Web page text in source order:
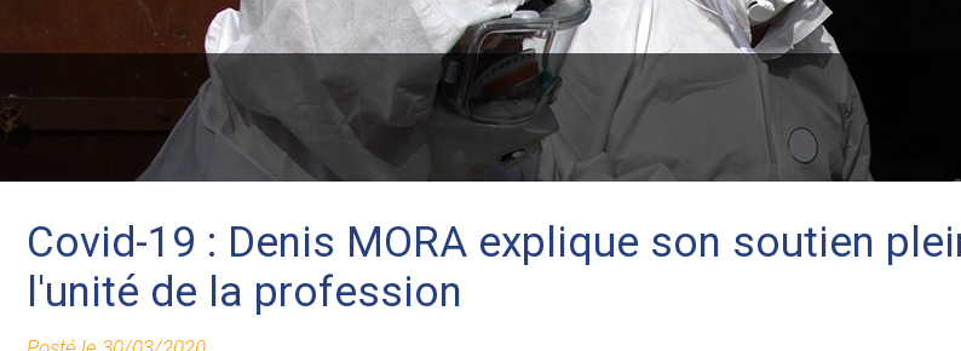
Covid-19 : Denis MORA explique son soutien
l'unité de la profession